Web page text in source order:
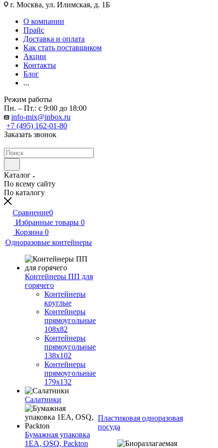
г. Москва, ул. Илимская, д. 1Б
О компании
Прайс
Доставка и оплата
Как стать поставщиком
Акции
Контакты
Блог
...
Режим работы
Пн. – Пт.: с 9:00 до 18:00
info-mix@inbox.ru
+7 (495) 162-01-80
Заказать звонок
Каталог
По всему сайту
По каталогу
Сравнение0
Избранные товары 0
Корзина 0
Одноразовые контейнеры
Контейнеры ПП для
горячего
Контейнеры
круглые
Контейнеры
прямоугольные
108х82
Контейнеры
прямоугольные
138х102
Контейнеры
прямоугольные
179х132
Салатники
Бумажная упаковка
1ЕА, OSQ, Packton
Пластиковая одноразовая
посуда